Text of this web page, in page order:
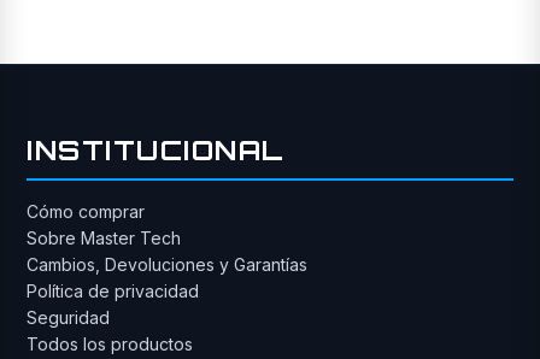
INSTITUCIONAL
Cómo comprar
Sobre Master Tech
Cambios, Devoluciones y Garantías
Política de privacidad
Seguridad
Todos los productos